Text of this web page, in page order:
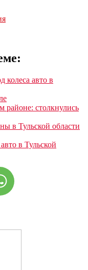
колеса авто в
районе: столкнулись
в Тульской области
в Тульской